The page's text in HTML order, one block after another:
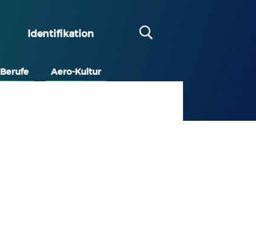
Identifikation
Berufe Aero-Kultur